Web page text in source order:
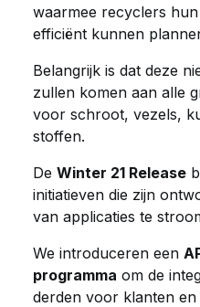
waarmee recyclers
efficiënt kunnen
Belangrijk is dat deze
zullen komen aan alle
voor schroot, vezels,
stoffen.
De Winter 21 Release
initiatieven die zijn
van applicaties te
We introduceren een
programma om de
derden voor klanten